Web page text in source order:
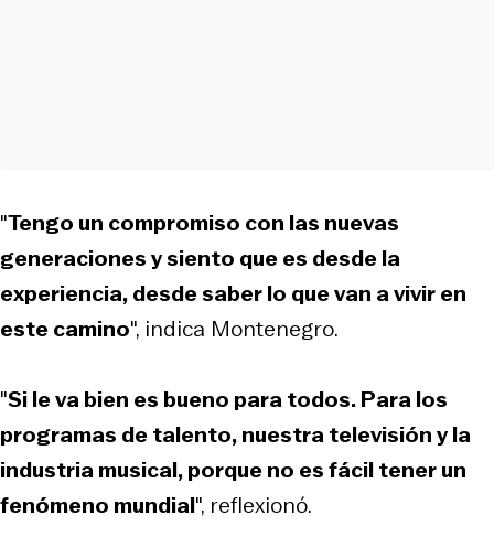
"Tengo un compromiso con las nuevas
generaciones y siento que es desde la
experiencia, desde saber lo que van a vivir en
este camino", indica Montenegro.
"Si le va bien es bueno para todos. Para los
programas de talento, nuestra televisión y la
industria musical, porque no es fácil tener un
fenómeno mundial", reflexionó.